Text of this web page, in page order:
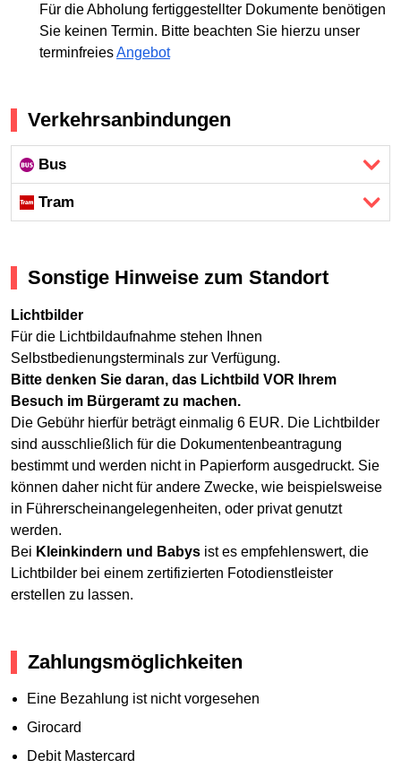
Für die Abholung fertiggestellter Dokumente benötigen
Sie keinen Termin. Bitte beachten Sie hierzu unser
terminfreiesAngebot
Verkehrsanbindungen
Bus
Tram
Sonstige Hinweise zum Standort
Lichtbilder
Für die Lichtbildaufnahme stehen Ihnen
Selbstbedienungsterminals zur Verfügung.
Bitte denken Sie daran, das Lichtbild VOR Ihrem
Besuch im Bürgeramt zu machen.
Die Gebühr hierfür beträgt einmalig 6 EUR. Die Lichtbilder
sind ausschließlich für die Dokumentenbeantragung
bestimmt und werden nicht in Papierform ausgedruckt. Sie
können daher nicht für andere Zwecke, wie beispielsweise
in Führerscheinangelegenheiten, oder privat genutzt
werden.
Bei Kleinkindern und Babys ist es empfehlenswert, die
Lichtbilder bei einem zertifizierten Fotodienstleister
erstellen zu lassen.
Zahlungsmöglichkeiten
Eine Bezahlung ist nicht vorgesehen
Girocard
Debit Mastercard